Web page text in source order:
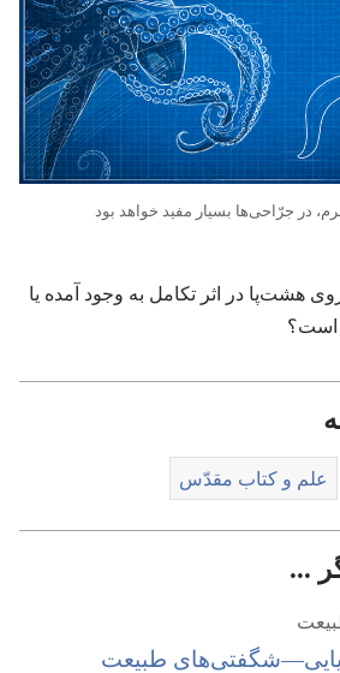
در جرّاحی‌ها بسیار مفید خواهد بود
هشت‌پا در اثر تکامل به وجود آمده یا
است؟‏
علم و کتاب مقدّس
...
طبیعت